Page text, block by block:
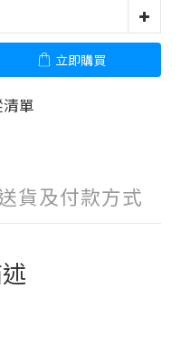
立即購買
單
貨及付款方式